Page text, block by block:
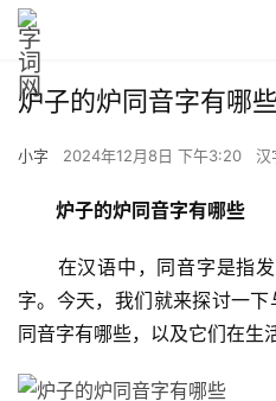
炉子的炉同音字有哪些
小字 2024年12月8日 下午3:20 汉
炉子的炉同音字有哪些
在汉语中，同音字是指发
字。今天，我们就来探讨一下
同音字有哪些，以及它们在生